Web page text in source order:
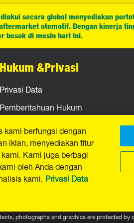
secara global menyediakan
otomotif. Dengan kinerja
besok di mesin hari ini.
Hukum &Privasi
Privasi Data
Pemberitahuan Hukum
Jejak
photographs and graphics are protected
berfungsi dengan
iklan, menyediakan fitur
Kami juga berbagi
oleh Anda dengan
kami.Privasi Data